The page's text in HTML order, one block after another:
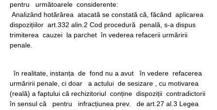
pentru următoarele considerente:
Analizând hotărârea atacată se constată că, făcând aplicarea
dispozițiilor art.332 alin.2 Cod procedură penală, s-a dispus
trimiterea cauzei la parchet în vederea refacerii urmăririi
penale.
în realitate, instanța de fond nu a avut în vedere refacerea
urmăririi penale, ci doar a actului de sesizare , cu motivarea
(reală) a faptului că rechizitoriul conține dispoziții contradictorii
în sensul că pentru infracțiunea prev. de art.27 al.3 Legea